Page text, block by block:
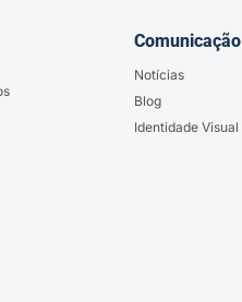
Comunicação
Notícias
Blog
Identidade Visual